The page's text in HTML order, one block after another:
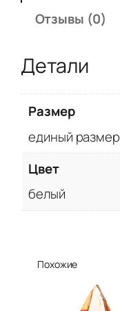
ы
т
ч
Отзывы (0)
Детали
Размер
единый размер
Цвет
белый
Похожие